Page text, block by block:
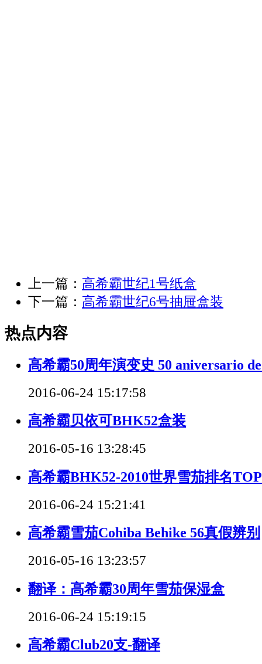
上一篇： 高希霸世纪1号纸盒
下一篇： 高希霸世纪6号抽屉盒装
热点内容
高希霸50周年演变史 50 aniversario
2016-06-24 15:17:58
高希霸贝依可BHK52盒装
2016-05-16 13:28:45
高希霸BHK52-2010世界雪茄排名
2016-06-24 15:21:41
高希霸雪茄Cohiba Behike 56真假辨别
2016-05-16 13:23:57
翻译：高希霸30周年雪茄保湿盒
2016-06-24 15:19:15
高希霸Club20支-翻译